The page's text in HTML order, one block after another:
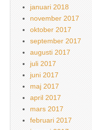
januari 2018
november 2017
oktober 2017
september 2017
augusti 2017
juli 2017
juni 2017
maj 2017
april 2017
mars 2017
februari 2017